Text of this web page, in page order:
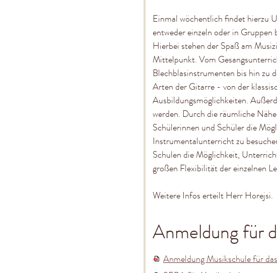
Einmal wöchentlich findet hierzu
entweder einzeln oder in
Hierbei stehen der Spaß am
Mittelpunkt. Vom
Blechblasinstrumenten bis hin zu
Arten der Gitarre - von der
Ausbildungsmöglichkeiten.
werden. Durch die räumliche
Schülerinnen und Schüler die
Instrumentalunterricht zu
Schulen die Möglichkeit,
großen Flexibilität der einzelnen
Weitere Infos erteilt Herr Horejsi.
Anmeldung für
Anmeldung Musikschule für